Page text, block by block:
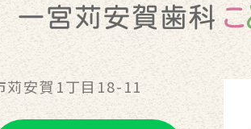
苅安賀1丁目18-11